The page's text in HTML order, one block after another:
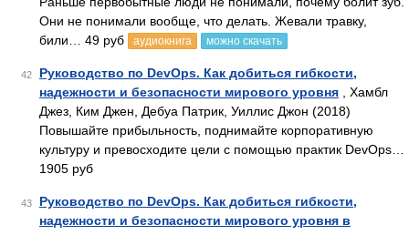
Они не понимали вообще, что делать. Жевали травку,
били… 49 руб
аудиокнига можно скачать
42
Руководство по DevOps. Как добиться гибкости,
надежности и безопасности мирового уровня , Хамбл
Джез, Ким Джен, Дебуа Патрик, Уиллис Джон (2018)
Повышайте прибыльность, поднимайте корпоративную
культуру и превосходите цели с помощью практик DevOps…
1905 руб
43
Руководство по DevOps. Как добиться гибкости,
надежности и безопасности мирового уровня в